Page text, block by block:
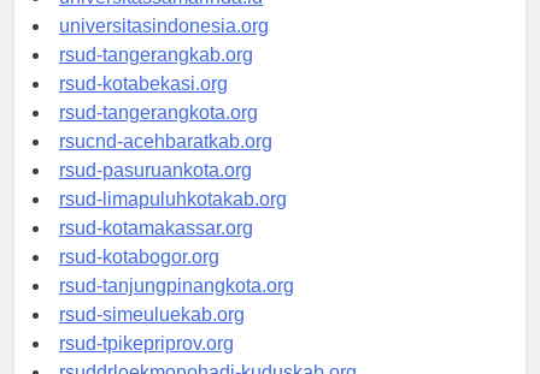
universitassamarinda.id
universitasindonesia.org
rsud-tangerangkab.org
rsud-kotabekasi.org
rsud-tangerangkota.org
rsucnd-acehbaratkab.org
rsud-pasuruankota.org
rsud-limapuluhkotakab.org
rsud-kotamakassar.org
rsud-kotabogor.org
rsud-tanjungpinangkota.org
rsud-simeuluekab.org
rsud-tpikepriprov.org